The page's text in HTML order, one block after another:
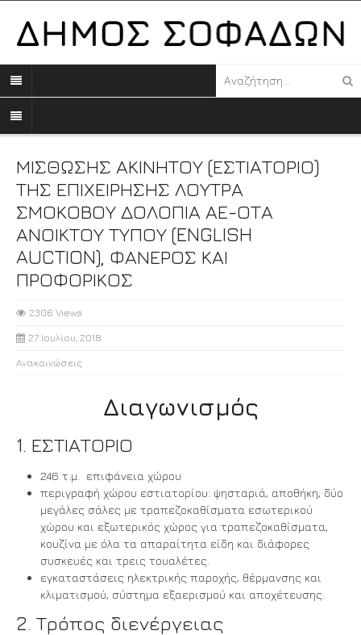
ΜΙΣΘΩΣΗΣ ΑΚΙΝΗΤΟΥ (ΕΣΤΙΑΤΟΡΙΟ)
ΤΗΣ ΕΠΙΧΕΙΡΗΣΗΣ ΛΟΥΤΡΑ
ΣΜΟΚΟΒΟΥ ΔΟΛΟΠΙΑ ΑΕ-ΟΤΑ
ΑΝΟΙΚΤΟΥ ΤΥΠΟΥ (ENGLISH
AUCTION), ΦΑΝΕΡΟΣ ΚΑΙ
ΠΡΟΦΟΡΙΚΟΣ
2306 Views
27 Ιουλίου, 2018
Ανακοινώσεις
Διαγωνισμός
1. ΕΣΤΙΑΤΟΡΙΟ
246 τ.μ. επιφάνεια χώρου
περιγραφή χώρου εστιατορίου: ψησταριά, αποθήκη, δύο
μεγάλες σάλες με τραπεζοκαθίσματα εσωτερικού
χώρου και εξωτερικός χώρος για τραπεζοκαθίσματα,
κουζίνα με όλα τα απαραίτητα είδη και διάφορες
συσκευές και τρεις τουαλέτες.
εγκαταστάσεις ηλεκτρικής παροχής, θέρμανσης και
κλιματισμού, σύστημα εξαερισμού και αποχέτευσης.
2. Τρόπος διενέργειας